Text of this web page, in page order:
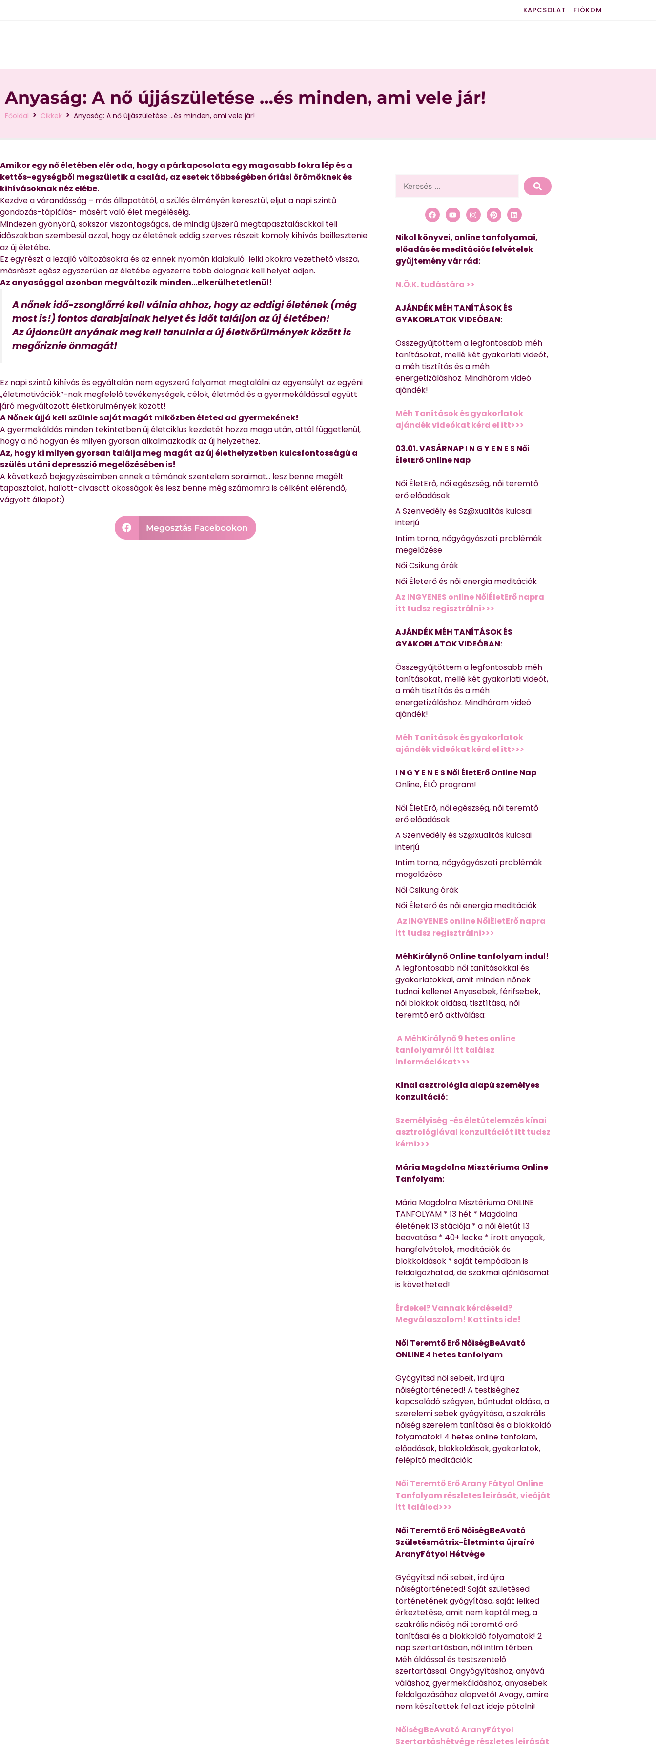
KAPCSOLAT FIÓKOM
Anyaság: A nő újjászületése …és minden, ami vele jár!
Főoldal Cikkek Anyaság: A nő újjászületése …és minden, ami vele jár!
Amikor egy nő életében elér oda, hogy a párkapcsolata egy magasabb fokra lép és a
kettős-egységből megszületik a család, az esetek többségében óriási örömöknek és
kihívásoknak néz elébe.
Kezdve a várandósság – más állapotától, a szülés élményén keresztül, eljut a napi szintű
gondozás-táplálás- másért való élet megéléséig.
Mindezen gyönyörű, sokszor viszontagságos, de mindig újszerű megtapasztalásokkal teli
időszakban szembesül azzal, hogy az életének eddig szerves részeit komoly kihívás beillesztenie
az új életébe.
Ez egyrészt a lezajló változásokra és az ennek nyomán kialakuló lelki okokra vezethető vissza,
másrészt egész egyszerűen az életébe egyszerre több dolognak kell helyet adjon.
Az anyasággal azonban megváltozik minden…elkerülhetetlenül!
A nőnek idő-zsonglőrré kell válnia ahhoz, hogy az eddigi életének (még
most is!) fontos darabjainak helyet és időt találjon az új életében!
Az újdonsült anyának meg kell tanulnia a új életkörülmények között is
megőriznie önmagát!
Ez napi szintű kihívás és egyáltalán nem egyszerű folyamat megtalálni az egyensúlyt az egyéni
„életmotivációk”-nak megfelelő tevékenységek, célok, életmód és a gyermekáldással együtt
járó megváltozott életkörülmények között!
A Nőnek újjá kell szülnie saját magát miközben életed ad gyermekének!
A gyermekáldás minden tekintetben új életciklus kezdetét hozza maga után, attól függetlenül,
hogy a nő hogyan és milyen gyorsan alkalmazkodik az új helyzethez.
Az, hogy ki milyen gyorsan találja meg magát az új élethelyzetben kulcsfontosságú a
szülés utáni depresszió megelőzésében is!
A következő bejegyzéseimben ennek a témának szentelem soraimat… lesz benne megélt
tapasztalat, hallott-olvasott okosságok és lesz benne még számomra is célként elérendő,
vágyott állapot:)
Megosztás Facebookon
Nikol könyvei, online tanfolyamai,
előadás és meditációs felvételek
gyűjtemény vár rád:
N.Ö.K. tudástára >>
AJÁNDÉK MÉH TANÍTÁSOK ÉS
GYAKORLATOK VIDEÓBAN:
Összegyűjtöttem a legfontosabb méh
tanításokat, mellé két gyakorlati videót,
a méh tisztítás és a méh
energetizáláshoz. Mindhárom videó
ajándék!
Méh Tanítások és gyakorlatok
ajándék videókat kérd el itt>>>
03.01. VASÁRNAP I N G Y E N E S Női
ÉletErő Online Nap
Női ÉletErő, női egészség, női teremtő
erő előadások
A Szenvedély és Sz@xualitás kulcsai
interjú
Intim torna, nőgyógyászati problémák
megelőzése
Női Csikung órák
Női Életerő és női energia meditációk
Az INGYENES online NőiÉletErő napra
itt tudsz regisztrálni>>>
AJÁNDÉK MÉH TANÍTÁSOK ÉS
GYAKORLATOK VIDEÓBAN:
Összegyűjtöttem a legfontosabb méh
tanításokat, mellé két gyakorlati videót,
a méh tisztítás és a méh
energetizáláshoz. Mindhárom videó
ajándék!
Méh Tanítások és gyakorlatok
ajándék videókat kérd el itt>>>
I N G Y E N E S Női ÉletErő Online Nap
Online, ÉLŐ program!
Női ÉletErő, női egészség, női teremtő
erő előadások
A Szenvedély és Sz@xualitás kulcsai
interjú
Intim torna, nőgyógyászati problémák
megelőzése
Női Csikung órák
Női Életerő és női energia meditációk
Az INGYENES online NőiÉletErő napra
itt tudsz regisztrálni>>>
MéhKirálynő Online tanfolyam indul!
A legfontosabb női tanításokkal és
gyakorlatokkal, amit minden nőnek
tudnai kellene! Anyasebek, férifsebek,
női blokkok oldása, tisztítása, női
teremtő erő aktiválása:
A MéhKirálynő 9 hetes online
tanfolyamról itt találsz
információkat>>>
Kínai asztrológia alapú személyes
konzultáció:
Személyiség -és életútelemzés kínai
asztrológiával konzultációt itt tudsz
kérni>>>
Mária Magdolna Misztériuma Online
Tanfolyam:
Mária Magdolna Misztériuma ONLINE
TANFOLYAM * 13 hét * Magdolna
életének 13 stációja * a női életút 13
beavatása * 40+ lecke * írott anyagok,
hangfelvételek, meditációk és
blokkoldások * saját tempódban is
feldolgozhatod, de szakmai ajánlásomat
is követheted!
Érdekel? Vannak kérdéseid?
Megválaszolom! Kattints ide!
Női Teremtő Erő NőiségBeAvató
ONLINE 4 hetes tanfolyam
Gyógyítsd női sebeit, írd újra
nőiségtörténeted! A testiséghez
kapcsolódó szégyen, bűntudat oldása, a
szerelemi sebek gyógyítása, a szakrális
nőiség szerelem tanításai és a blokkoldó
folyamatok! 4 hetes online tanfolam,
előadások, blokkoldások, gyakorlatok,
felépítő meditációk:
Női Teremtő Erő Arany Fátyol Online
Tanfolyam részletes leírását, vieóját
itt találod>>>
Női Teremtő Erő NőiségBeAvató
Születésmátrix-Életminta újraíró
AranyFátyol Hétvége
Gyógyítsd női sebeit, írd újra
nőiségtörténeted! Saját születésed
történetének gyógyítása, saját lelked
érkeztetése, amit nem kaptál meg, a
szakrális nőiség női teremtő erő
tanításai és a blokkoldó folyamatok! 2
nap szertartásban, női intim térben.
Méh áldással és testszentelő
szertartással. Öngyógyításhoz, anyává
váláshoz, gyermekáldáshoz, anyasebek
feldolgozásához alapvető! Avagy, amire
nem készítettek fel azt ideje pótolni!
NőiségBeAvató AranyFátyol
Szertartáshétvége részletes leírását